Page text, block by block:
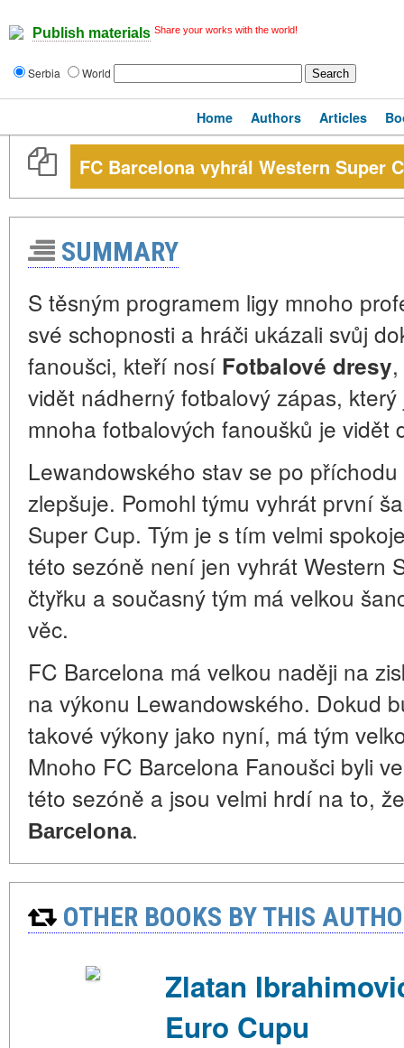
Publish materials Share your works with the world!
Serbia World
Home Authors Articles
FC Barcelona vyhrál Western Super
SUMMARY
S těsným programem ligy mnoho
své schopnosti a hráči ukázali svůj
fanoušci, kteří nosí Fotbalové dresy
vidět nádherný fotbalový zápas,
mnoha fotbalových fanoušků je vidět
Lewandowského stav se po
zlepšuje. Pomohl týmu vyhrát první
Super Cup. Tým je s tím velmi
této sezóně není jen vyhrát Western
čtyřku a současný tým má velkou
věc.
FC Barcelona má velkou naději na
na výkonu Lewandowského. Dokud
takové výkony jako nyní, má tým
Mnoho FC Barcelona Fanoušci byli
této sezóně a jsou velmi hrdí na to,
Barcelona.
OTHER BOOKS BY THIS
Zlatan
Euro Cupu